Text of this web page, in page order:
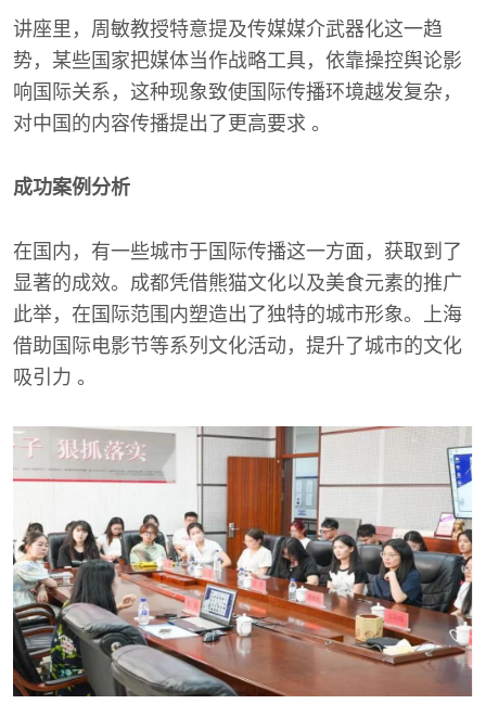
讲座里，周敏教授特意提及传媒媒介武器化这一趋
势，某些国家把媒体当作战略工具，依靠操控舆论影
响国际关系，这种现象致使国际传播环境越发复杂，
对中国的内容传播提出了更高要求 。
成功案例分析
在国内，有一些城市于国际传播这一方面，获取到了
显著的成效。成都凭借熊猫文化以及美食元素的推广
此举，在国际范围内塑造出了独特的城市形象。上海
借助国际电影节等系列文化活动，提升了城市的文化
吸引力 。